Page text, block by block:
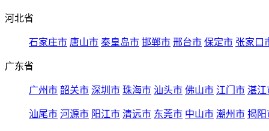
河北省
石家庄市 唐山市 秦皇岛市 邯郸市 邢台市 保定市 张家口
广东省
广州市 韶关市 深圳市 珠海市 汕头市 佛山市 江门市 湛江
汕尾市 河源市 阳江市 清远市 东莞市 中山市 潮州市 揭阳